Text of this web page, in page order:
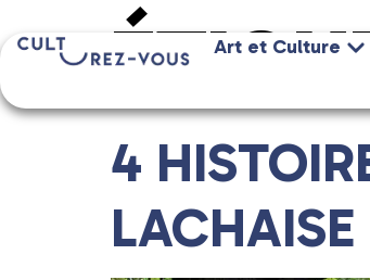
Art et Culture
4
LACHAISE